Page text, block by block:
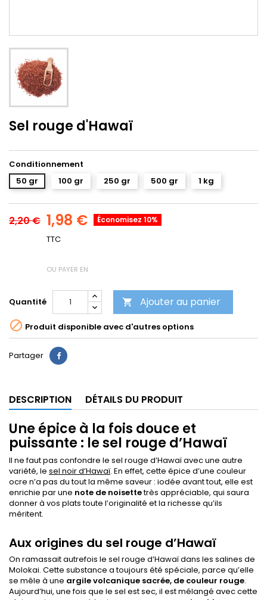
Sel rouge d'Hawaï
Conditionnement
50 gr
100 gr 250 gr 500 gr 1 kg
2,20 € 1,98 € Économisez 10%
TTC
OU PAYER EN
Quantité  Ajouter au panier
 Produit disponible avec d'autres options
Partager
DESCRIPTION DÉTAILS DU PRODUIT
Une épice à la fois douce et
puissante : le sel rouge d’Hawaï
Il ne faut pas confondre le sel rouge d’Hawaï avec une autre
variété, le sel noir d’Hawaï. En effet, cette épice d’une couleur
ocre n’a pas du tout la même saveur : iodée avant tout, elle est
enrichie par une note de noisettetrès appréciable, qui saura
donner à vos plats toute l’originalité et la richesse qu’ils
méritent.
Aux origines du sel rouge d’Hawaï
On ramassait autrefois le sel rouge d’Hawaï dans les salines de
Molokai. Cette substance a toujours été spéciale, parce qu’elle
se mêle à une argile volcanique sacrée, de couleur rouge.
Aujourd’hui, une fois que le sel est sec, il est mélangé avec cette